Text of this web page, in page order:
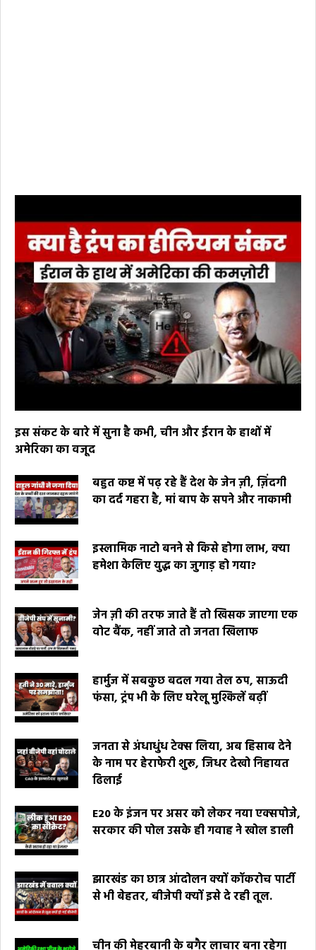
इस संकट के बारे में सुना है कभी, चीन और ईरान के हाथों में
अमेरिका का वजूद
बहुत कष्ट में पढ़ रहे हैं देश के जेन ज़ी, ज़िंदगी
का दर्द गहरा है, मां बाप के सपने और नाकामी
इस्लामिक नाटो बनने से किसे होगा लाभ, क्या
हमेशा केलिए युद्ध का जुगाड़ हो गया?
जेन ज़ी की तरफ जाते हैं तो खिसक जाएगा एक
वोट बैंक, नहीं जाते तो जनता खिलाफ
हार्मुज में सबकुछ बदल गया तेल ठप, साऊदी
फंसा, ट्रंप भी के लिए घरेलू मुश्किलें बढ़ीं
जनता से अंधाधुंध टेक्स लिया, अब हिसाब देने
के नाम पर हेराफेरी शुरू, जिधर देखो निहायत
ढिलाई
E20 के इंजन पर असर को लेकर नया एक्सपोजे,
सरकार की पोल उसके ही गवाह ने खोल डाली
झारखंड का छात्र आंदोलन क्यों कॉकरोच पार्टी
से भी बेहतर, बीजेपी क्यों इसे दे रही तूल.
चीन की मेहरबानी के बगैर लाचार बना रहेगा